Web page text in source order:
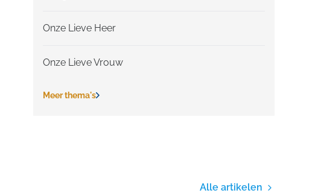
Onze Lieve Heer
Onze Lieve Vrouw
Meer thema's
Alle artikelen